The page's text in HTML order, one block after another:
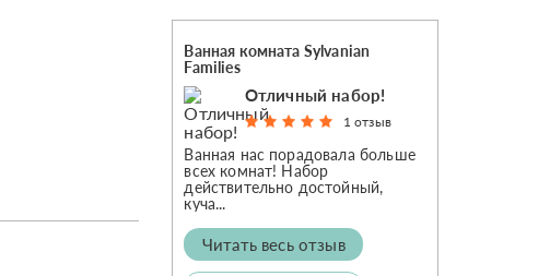
Ванная комната Sylvanian
Families
Отличный набор!
1 отзыв
Ванная нас порадовала больше
всех комнат! Набор
действительно достойный,
куча...
Читать весь отзыв